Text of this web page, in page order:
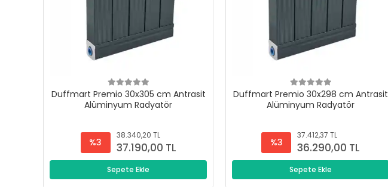
Duffmart Premio 30x305 cm Antrasit
Alüminyum Radyatör
%3
38.340,20 TL
37.190,00 TL
Sepete Ekle
Duffmart Premio 30x298 cm Antrasit
Alüminyum Radyatör
%3
37.412,37 TL
36.290,00 TL
Sepete Ekle